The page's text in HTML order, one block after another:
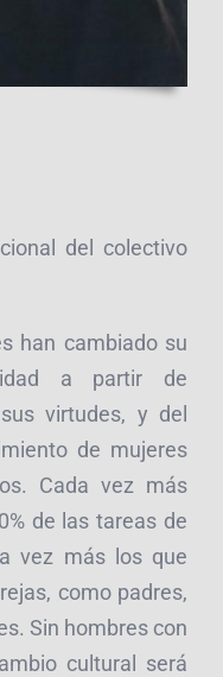
del colectivo
han cambiado su
a partir de
virtudes, y del
de mujeres
Cada vez más
de las tareas de
vez más los que
como padres,
Sin hombres con
cultural será